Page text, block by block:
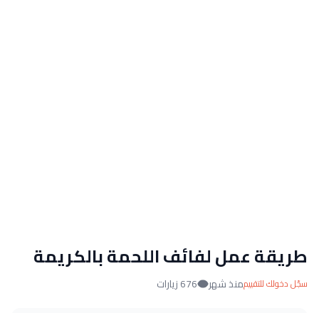
طريقة عمل لفائف اللحمة بالكريمة
سجّل دخولك للتقييممنذ شهر 676 زيارات